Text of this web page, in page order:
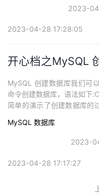
2023-
2023-04-28 17:28:05
开心档之MySQL
MySQL 创建数据库我们可
命令创建数据库，语法如下
简单的演示了创建数据库的
ql> create DATABASE
MySQL 数据库
2023-
2023-04-28 17:17:27